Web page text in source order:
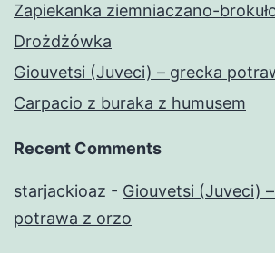
Zapiekanka ziemniaczano-
Drożdżówka
Giouvetsi (Juveci) – grecka
Carpacio z buraka z humusem
Recent Comments
starjackioaz - Giouvetsi (Juveci)
potrawa z orzo